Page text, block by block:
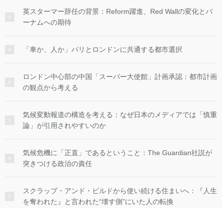
英スターマー辞任の背景：Reform躍進、Red Wallの変化とバ
ーナムへの期待
「車か、人か」パリとロンドンに共通する都市選択
ロンドン中心部の中国「スーパー大使館」計画承認：都市計画
の観点から考える
気候変動報道の構造を考える：なぜ日本のメディアでは「慎重
論」が引用されやすいのか
気候危機に「正直」であるということ：The Guardian社説が
突きつける政治の責任
スクラップ・アンド・ビルドから使い続ける住まいへ：『人生
を奪われた』と言われた“壊す側”にいた人の転換